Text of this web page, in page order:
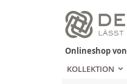
Zum
Inhalt
springen
Onlineshop von
KOLLEKTION